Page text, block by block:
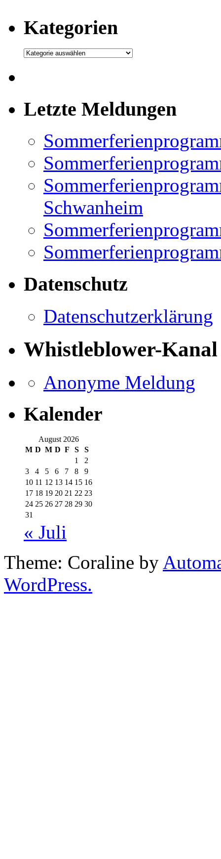
Kategorien
Kategorien
Letzte Meldungen
Schwanheim
Datenschutz
Datenschutzerklärung
Whistleblower-Kanal
Anonyme Meldung
Kalender
August 2026
M D M D F S
S
1
2
3
4 5 6 7 8
9
10 11 12 13 14 15 16
17 18 19 20 21 22 23
24 25 26 27 28 29 30
31
« Juli
Theme: Coraline by
WordPress.